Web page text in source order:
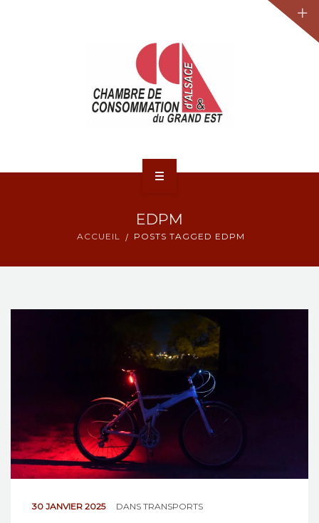
EDPM
ACCUEIL POSTS TAGGED EDPM
30 JANVIER 2025 DANS TRANSPORTS